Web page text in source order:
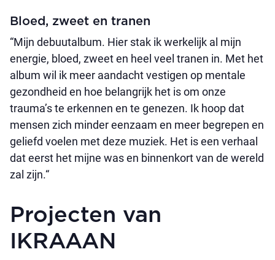
Bloed, zweet en tranen
“Mijn debuutalbum. Hier stak ik werkelijk al mijn
energie, bloed, zweet en heel veel tranen in. Met het
album wil ik meer aandacht vestigen op mentale
gezondheid en hoe belangrijk het is om onze
trauma’s te erkennen en te genezen. Ik hoop dat
mensen zich minder eenzaam en meer begrepen en
geliefd voelen met deze muziek. Het is een verhaal
dat eerst het mijne was en binnenkort van de wereld
zal zijn.“
Projecten van
IKRAAAN